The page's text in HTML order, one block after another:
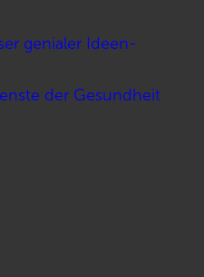
genialer Ideen-
der Gesundheit